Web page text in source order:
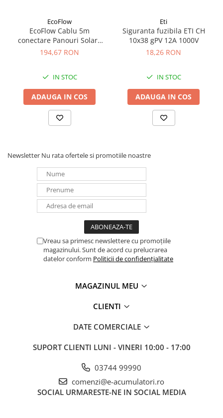
UPS pentru centrale termice si
sisteme de urgenta - acumulator
UPS Calculatoare si Servere
UPS Trifazat
Stabilizatoare Tensiune
PDUs unitati de distributie a
energiei electrice
Frigidere portabile
Panouri portabile
Statii energie portabile
Lumina (Becuri si Lanterne)
cabluri USB, prelungitoare USB
Cablu de date si Adaptoare
Solutii solare portabile
EcoFlow
EcoFlow Cablu 5m
conectare Panouri Solare
MC4 la XT60i
194,67 RON
IN STOC
ADAUGA IN COS
Eti
Siguranta fuzibila ETI CH
10x38 gPV 12A 1000V
18,26 RON
IN STOC
ADAUGA IN COS
Newsletter Nu rata ofertele si promotiile noastre
Vreau sa primesc newslettere cu promoțiile
magazinului. Sunt de acord cu prelucrarea
datelor conform Politicii de confidențialitate
MAGAZINUL MEU
CLIENTI
DATE COMERCIALE
SUPORT CLIENTI LUNI - VINERI 10:00 - 17:00
03744 99990
comenzi@e-acumulatori.ro
SOCIAL URMARESTE-NE IN SOCIAL MEDIA